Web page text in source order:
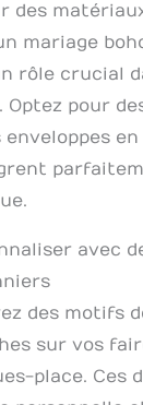
des
mariage
rôle crucial
Optez pour
enveloppes
avec
des motifs
sur vos
place. Ces